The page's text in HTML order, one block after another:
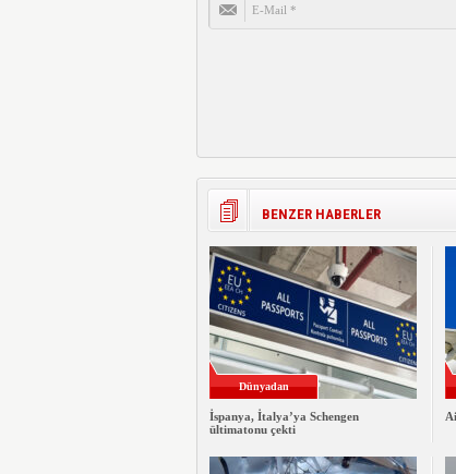
BENZER HABERLER
Dünyadan
İspanya, İtalya’ya Schengen
ültimatonu çekti